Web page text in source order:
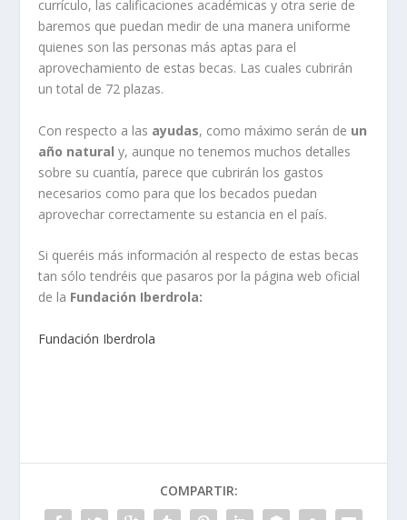
currículo, las calificaciones académicas y otra serie de
baremos que puedan medir de una manera uniforme
quienes son las personas más aptas para el
aprovechamiento de estas becas. Las cuales cubrirán
un total de 72 plazas.
Con respecto a las ayudas, como máximo serán de un
año natural y, aunque no tenemos muchos detalles
sobre su cuantía, parece que cubrirán los gastos
necesarios como para que los becados puedan
aprovechar correctamente su estancia en el país.
Si queréis más información al respecto de estas becas
tan sólo tendréis que pasaros por la página web oficial
de la Fundación Iberdrola:
Fundación Iberdrola
COMPARTIR: